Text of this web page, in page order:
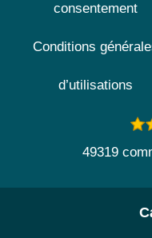
consentement
Conditions
d’utilisations
49319